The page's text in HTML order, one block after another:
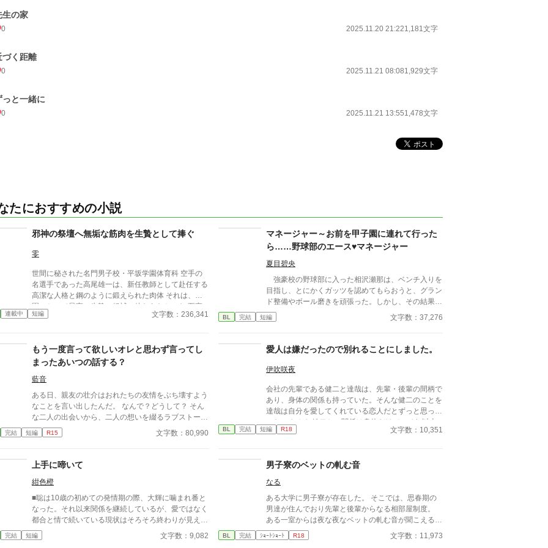
生の家
0 2025.11.20 21:221,181文字
づく距離
0 2025.11.21 08:081,929文字
っと一緒に
0 2025.11.21 13:551,478文字
たにおすすめの小説
邪神の祭壇へ無垢な筋肉を生贄として捧ぐ
零
世間に秘された名門男子校・平坂学園体育科 空手の
名選手であった高尾雄一は、新任教師として赴任する
高潔な人格と鋼のように鍛えられた肉体 それは、学
園にとって最高の生贄の候補に他ならなかった 至高
の筋肉を持つ、精神を削られ意志をなくした青年を太
消える教師 山奥の男子校で繰り広げられるダークフ
ァンタジー
連載中 短編 文字数：236,341
マネージャー～お前を甲子園に連れて行った
ら……野球部のエース♥マネージャー
夏目碧央
強豪校の野球部に入った相沢瀬那は、ベンチ入りを
目指し、とにかくガッツを認めてもらおうと、グラン
ド整備やボール磨きを頑張った。しかし、その結果は
「マネージャーにならないか？」という監督からの言
葉。瀬那は葛藤の末、マネージャーに転身する。
の才能を羨ましく思っていたが、マネージャーとして
している事を知る。
BL 完結 短編 文字数：37,276
もう一度言って欲しいオレと思わず言ってし
まったあいつの話する？
藍音
ある日、親友の壮介はおれたちの友情をぶち壊すよう
なことを言い出したんだ。 なんで？どうして？ そん
な二人の出会いから、二人の想いを綴るラブストーリ
ーです。 片想い進行中の方、失恋経験のある方に是
非読んでもらいたい、切ないお話です。 勇太と壮介
重複は可能な限り避けながら、ストーリーは進行して
です。 （R4.11.3 全体に手を入れました） 【ちょこ
っとネタバレ】 番外編にて二人の想いが通じた後日
譚を進行中。 BL大賞期間内に番外編も完結予定で
す。
完結 短編 R15 文字数：80,990
愛人は嫌だったので別れることにしました。
伊吹咲夜
会社の先輩である健二と達哉は、先輩・後輩の間柄で
あり、身体の関係も持っていた。そんな健二のことを
達哉は自分を愛してくれている恋人だとずっと思って
いた。 しかし健二との関係は身体だけで、それ以上
のことはない。疑問に思っていた日、健二が結婚した
BL 完結 短編 R18 文字数：10,351
上手に啼いて
紺色橙
■聡は10歳の初めての発情期の際、大輝に噛まれ番と
なった。それ以来関係を継続しているが、愛ではなく
都合と情で続いている現状はそろそろ終わりが見えて
いた。 ■注意*独自オメガバース設定。■『それは愛か
本能か』と同じ世界設定です。関係は一切なし。
完結 短編 文字数：9,082
男子寮のベットの軋む音
なる
ある大学に男子寮が存在した。 そこでは、思春期の
男達が住んでおり先輩と後輩からなる相部屋制度。
ある一室からは夜な夜なベットの軋む音が聞こえる。
女子禁制の禁断の場所。
BL 完結 ｼｮｰﾄｼｮｰﾄ R18 文字数：11,973